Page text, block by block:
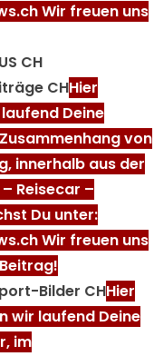
Wir freuen uns
CH
CHHier
Deine
von
innerhalb aus der
Reisecar –
Du unter:
Wir freuen uns
Bilder CHHier
wir laufend Deine
im